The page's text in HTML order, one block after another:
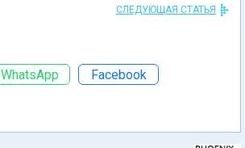
СЛЕДУЮЩАЯ СТАТЬЯ
WhatsApp Facebook